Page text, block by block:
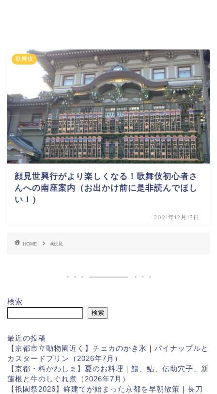
歌舞伎
顔見世興行がより楽しくなる！歌舞伎初心者さ
んへの南座案内（お出かけ前に是非読んでほし
い！）
2021年12月13日
HOME #総見
検索
検索
最近の投稿
【京都市立動物園近く】チェカのかき氷｜パイナップルと
カスタードプリン（2026年7月）
【京都・料かわしま】夏のお料理｜鱧、鮎、伝助穴子、新
蓮根と牛のしぐれ煮（2026年7月）
【祇園祭2026】鉾建てが始まった京都を早朝散策｜長刀